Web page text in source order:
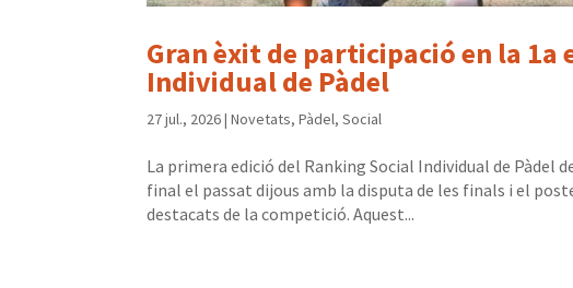
Gran èxit de participació en la 1a
Individual de Pàdel
27 jul., 2026|Novetats,Pàdel,Social
La primera edició del Ranking Social Individual de Pàdel
final el passat dijous amb la disputa de les finals i el
destacats de la competició. Aquest...